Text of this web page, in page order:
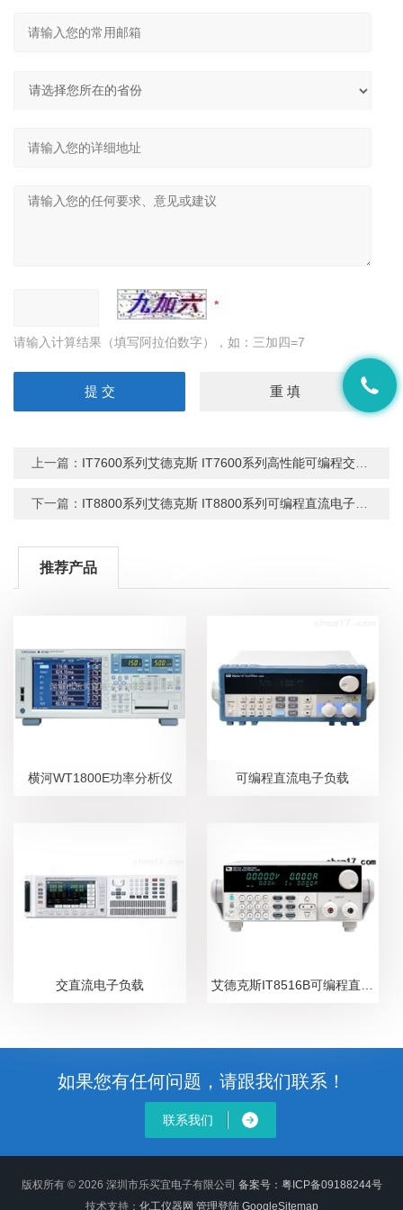
请输入计算结果（填写阿拉伯数字），如：三加四=7
上一篇： IT7600系列艾德克斯 IT7600系列高性能可编程交流电源
下一篇： IT8800系列艾德克斯 IT8800系列可编程直流电子负载
推荐产品
横河WT1800E功率分析仪 可编程直流电子负载
交直流电子负载
如果您有任何问题，请跟我们联系！
联系我们
版权所有 © 2026 深圳市乐买宜电子有限公司 备案号：粤ICP备09188244号
技术支持： 化工仪器网 管理登陆 GoogleSitemap